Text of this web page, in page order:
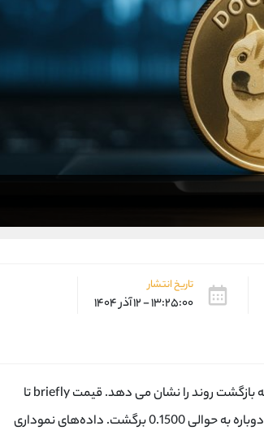
تاریخ انتشار
۱۳:۲۵:۰۰ - ۱۲ آذر ۱۴۰۴
پس از ریزش تند اوایل دسامبر نشانه های اولیه بازگشت روند را نشان می دهد. قیمت briefly تا
محدوده‌ 0.1320 دلار سقوط کرد اما با افزایش حجم خرید دوباره به حوالی 0.1500 برگشت. داده‌های نموداری